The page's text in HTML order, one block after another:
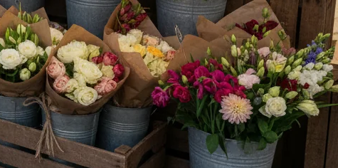
Symbolbild · KI-generiert
Status heute
Heute geschlossen